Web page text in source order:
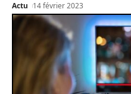
Actu 14 février 2023